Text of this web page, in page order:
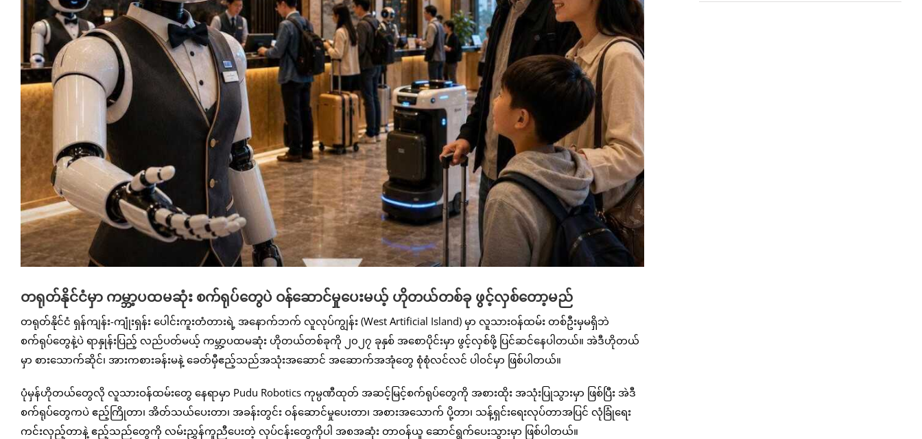
တရုတ်နိုင်ငံမှာ ကမ္ဘာ့ပထမဆုံး စက်ရုပ်တွေပဲ ဝန်ဆောင်မှုပေးမယ့် ဟိုတယ်တစ်ခု ဖွင့်လှစ်တော့မည်
တရုတ်နိုင်ငံ ရှန်ကျန်း-ကျုံးရှန်း ပေါင်းကူးတံတားရဲ့ အနောက်ဘက် လူလုပ်ကျွန်း (West Artificial Island) မှာ လူသားဝန်ထမ်း တစ်ဦးမှမရှိဘဲ
စက်ရုပ်တွေနဲ့ပဲ ရာနှုန်းပြည့် လည်ပတ်မယ့် ကမ္ဘာ့ပထမဆုံး ဟိုတယ်တစ်ခုကို ၂၀၂၇ ခုနှစ် အစောပိုင်းမှာ ဖွင့်လှစ်ဖို့ ပြင်ဆင်နေပါတယ်။ အဲဒီဟိုတယ်
မှာ စားသောက်ဆိုင်၊ အားကစားခန်းမနဲ့ ခေတ်မှီဧည့်သည်အသုံးအဆောင် အဆောက်အအုံတွေ စုံစုံလင်လင် ပါဝင်မှာ ဖြစ်ပါတယ်။
ပုံမှန်ဟိုတယ်တွေလို လူသားဝန်ထမ်းတွေ နေရာမှာ Pudu Robotics ကုမ္ပဏီထုတ် အဆင့်မြင့်စက်ရုပ်တွေကို အစားထိုး အသုံးပြုသွားမှာ ဖြစ်ပြီး အဲဒီ
စက်ရုပ်တွေကပဲ ဧည့်ကြိုတာ၊ အိတ်သယ်ပေးတာ၊ အခန်းတွင်း ဝန်ဆောင်မှုပေးတာ၊ အစားအသောက် ပို့တာ၊ သန့်ရှင်းရေးလုပ်တာအပြင် လုံခြုံရေး
ကင်းလှည့်တာနဲ့ ဧည့်သည်တွေကို လမ်းညွှန်ကူညီပေးတဲ့ လုပ်ငန်းတွေကိုပါ အစအဆုံး တာဝန်ယူ ဆောင်ရွက်ပေးသွားမှာ ဖြစ်ပါတယ်။